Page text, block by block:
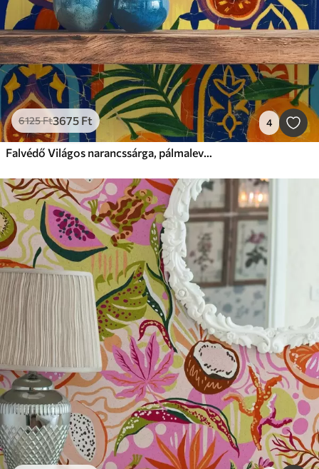
6125Ft3675 Ft 4
Falvédő Világos narancssárga, pálmalevelek és marokkói boltívek